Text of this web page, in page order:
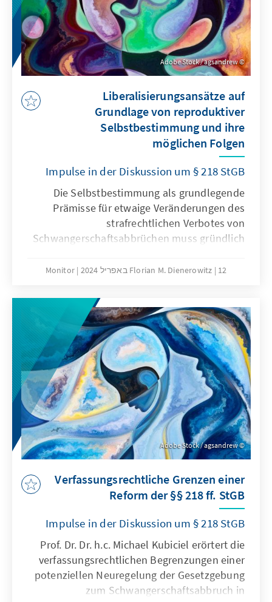
Adobe Stock / agsandrew
Liberalisierungsansätze auf
Grundlage von reproduktiver
Selbstbestimmung und ihre
möglichen Folgen
Impulse in der Diskussion um § 218 StGB
Die Selbstbestimmung als grundlegende
Prämisse für etwaige Veränderungen des
strafrechtlichen Verbotes von
Schwangerschaftsabbrüchen muss gründlich
geprüft werden: Zu nennen ist beispielsweise
selbstbestimmten Entscheidung vor dem
Hintergrund der Ursachen für den
Schwangerschaftskonflikt und -abbruch. Auch
die Frage nach der Übereinstimmung einer
selbstbestimmten Entscheidung mit etwaigen
Rechten des ungeborenen Lebens muss
erneut diskutiert werden.
Florian M. Dienerowitz 12 באפריל 2024 Monitor
Adobe Stock / agsandrew
Verfassungsrechtliche Grenzen einer
Reform der §§ 218 ff. StGB
Impulse in der Diskussion um § 218 StGB
Prof. Dr. Dr. h.c. Michael Kubiciel erörtert die
verfassungsrechtlichen Begrenzungen einer
potenziellen Neuregelung der Gesetzgebung
zum Schwangerschaftsabbruch in